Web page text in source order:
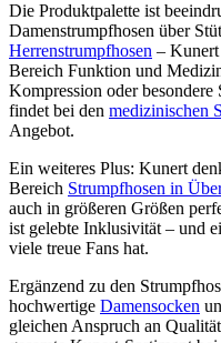
Die Produktpalette ist
Damenstrumpfhosen über
Herrenstrumpfhosen –
Bereich Funktion und
Kompression oder besondere
findet bei den medizinischen
Angebot.
Ein weiteres Plus: Kunert
Bereich Strumpfhosen in
auch in größeren Größen
ist gelebte Inklusivität – und
viele treue Fans hat.
Ergänzend zu den
hochwertige Damensocken
gleichen Anspruch an